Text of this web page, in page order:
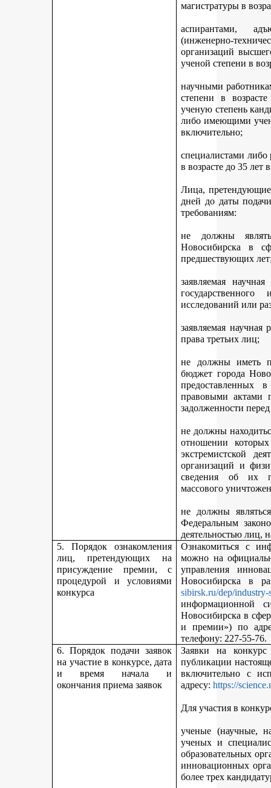
магистратуры в
аспирантами,
(инженерно-
организаций
ученой степени в
научными
степени в
ученую степень
либо имеющими
включительно;
специалистами
в возрасте до 35 лет
Лица,
дней до даты
требованиям:
не должны
Новосибирска в
предшествующих
заявляемая
исследований или
заявляемая
права третьих лиц;
не должны иметь
бюджет города
предоставленных
правовыми актами
задолженности
не должны
отношении
экстремистской
организаций и
сведения об их
массового
не должны
Федеральным
деятельностью лиц,
5. Порядок ознакомления
лиц, претендующих на
присуждение премии, с
процедурой и условиями
конкурса
Ознакомиться с
можно на
управления
Новосибирска в
sibirsk.ru/dep/industry-
информационной
Новосибирска в
и премии») по
телефону: 227-55-76.
6. Порядок подачи заявок
на участие в конкурсе, дата
и время начала и
окончания приема заявок
Заявки на
публикации
включительно с
адресу:https://
Для участия в
ученые (научные,
ученых и
образовательных
инновационных
более трех